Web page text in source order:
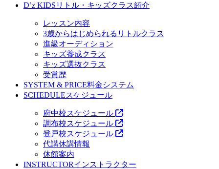
D’z KIDS リトル・キッズクラス紹介
レッスン内容
3歳からはじめられるリトルクラス
進級オーディション
キッズ養成クラス
キッズ選抜クラス
受賞歴
SYSTEM & PRICE料金システム
SCHEDULEスケジュール
府中校スケジュール
調布校スケジュール
登戸校スケジュール
代講休講情報
休館案内
INSTRUCTORインストラクター